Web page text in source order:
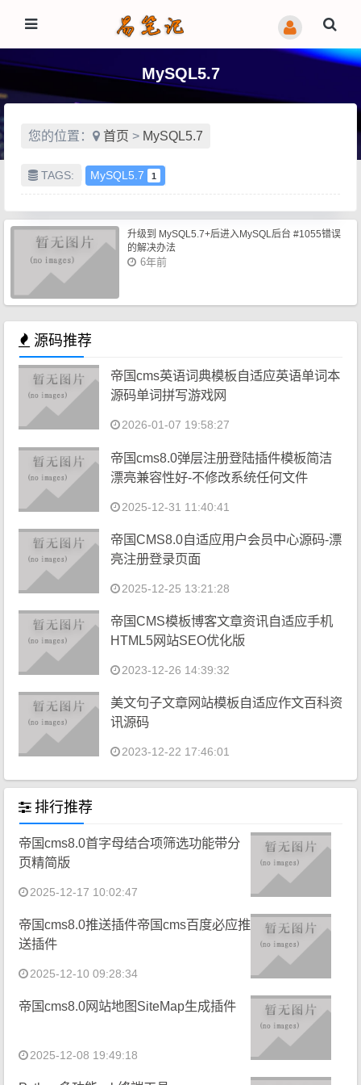
MySQL5.7
您的位置： 首页 > MySQL5.7
TAGS: MySQL5.7 1
升级到 MySQL5.7+后进入MySQL后台 #1055错误
的解决办法
6年前
源码推荐
帝国cms英语词典模板自适应英语单词本
源码单词拼写游戏网
2026-01-07 19:58:27
帝国cms8.0弹层注册登陆插件模板简洁
漂亮兼容性好-不修改系统任何文件
2025-12-31 11:40:41
帝国CMS8.0自适应用户会员中心源码-漂
亮注册登录页面
2025-12-25 13:21:28
帝国CMS模板博客文章资讯自适应手机
HTML5网站SEO优化版
2023-12-26 14:39:32
美文句子文章网站模板自适应作文百科资
讯源码
2023-12-22 17:46:01
排行推荐
帝国cms8.0首字母结合项筛选功能带分
页精简版
2025-12-17 10:02:47
帝国cms8.0推送插件帝国cms百度必应推
送插件
2025-12-10 09:28:34
帝国cms8.0网站地图SiteMap生成插件
2025-12-08 19:49:18